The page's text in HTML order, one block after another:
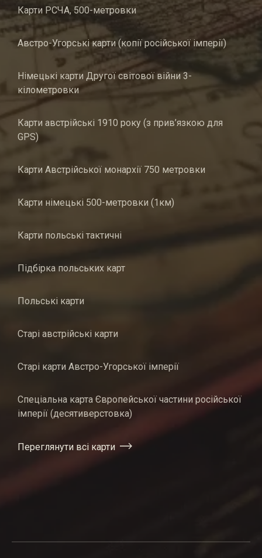
Карти РСЧА, 500-метровки
Австро-Угорські карти (копії російської імперії)
Німецькі карти Другої світової війни 3-
кілометровки
Карти австрійські 1910 року (з прив’язкою для
GPS)
Карти Австрійської монархії 750 метровки
Карти німецькі 500-метровки (1км)
Карти польські тактичні
Підбірка польських карт
Польські карти
Старі австрійські карти
Старі карти Австро-Угорської імперії
Спеціальна карта Європейської частини російської
імперії (десятиверстовка)
Переглянути всі карти